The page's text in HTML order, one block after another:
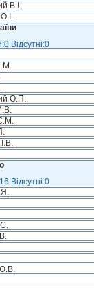
В.І.
Відсутні:0
О.П.
Відсутні:0